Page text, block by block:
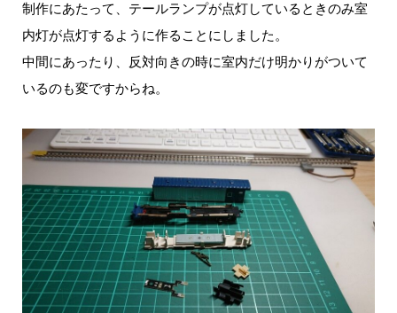
制作にあたって、テールランプが点灯しているときのみ室
内灯が点灯するように作ることにしました。
中間にあったり、反対向きの時に室内だけ明かりがついて
いるのも変ですからね。